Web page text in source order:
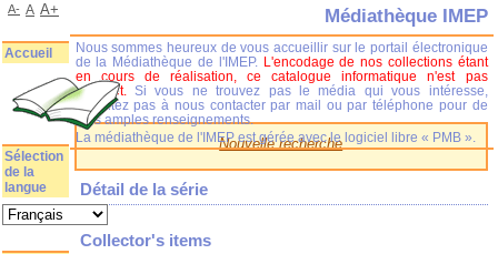
Nouvelle recherche
Détail de la série
Collector's items
Médiathèque IMEP
Nous sommes heureux de vous accueillir sur le portail électronique
de la Médiathèque de l'IMEP. L'encodage de nos collections étant
en cours de réalisation, ce catalogue informatique n'est pas
complet.
Si vous ne trouvez pas le média qui vous intéresse,
n'hésitez pas à nous contacter par mail ou par téléphone pour de
plus amples renseignements.
La médiathèque de l'IMEP est gérée avec le logiciel libre « PMB ».
A- A A+
Accueil
Sélection
de la
langue